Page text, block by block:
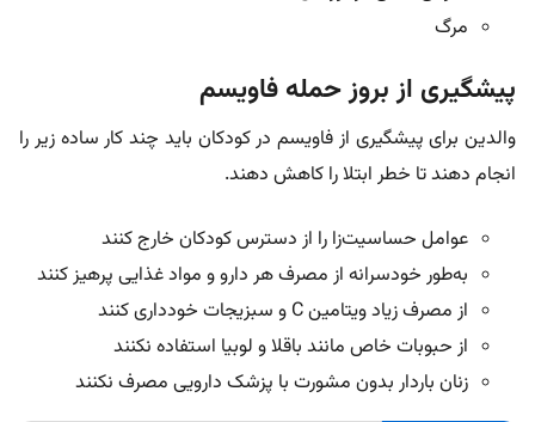
مرگ
پیشگیری از بروز حمله فاویسم
والدین برای پیشگیری از فاویسم در کودکان باید چند کار ساده زیر را
انجام دهند تا خطر ابتلا را کاهش دهند.
عوامل حساسیت‌زا را از دسترس کودکان خارج کنند
به‌طور خودسرانه از مصرف هر دارو و مواد غذایی پرهیز کنند
از مصرف زیاد ویتامین C و سبزیجات خودداری کنند
از حبوبات خاص مانند باقلا و لوبیا استفاده نکنند
زنان باردار بدون مشورت با پزشک دارویی مصرف نکنند